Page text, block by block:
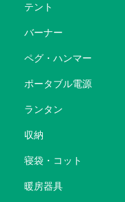
テント
バーナー
ペグ・ハンマー
ポータブル電源
ランタン
収納
寝袋・コット
暖房器具